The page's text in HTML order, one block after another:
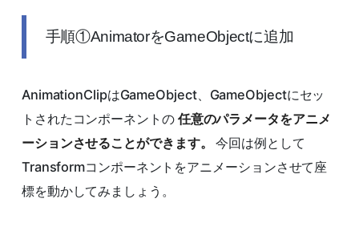
手順①AnimatorをGameObjectに追加
AnimationClipはGameObject、GameObjectにセッ
トされたコンポーネントの 任意のパラメータをアニメ
ーションさせることができます。
今回は例として
Transformコンポーネントをアニメーションさせて座
標を動かしてみましょう。